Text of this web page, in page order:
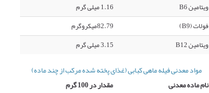
ویتامین B6
1.16 میلی گرم
فولات (B9)
82.79میکروگرم
ویتامین B12
3.15 میلی گرم
مواد معدنی فیله ماهی کبابی (غذای پخته شده مرکب از چند ماده)
نام ماده معدنی
مقدار در 100 گرم